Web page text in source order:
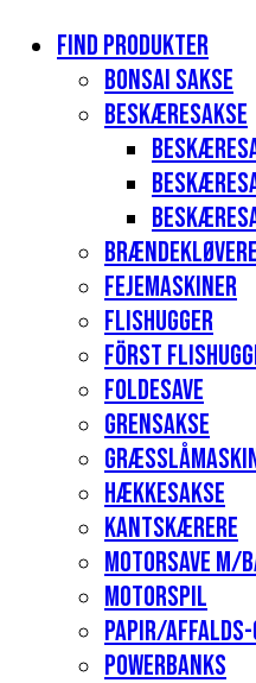
Find produkter
Bonsai sakse
Beskæresakse
Brændekløvere
Fejemaskiner
Flishugger
Först
Foldesave
Grensakse
Hækkesakse
Kantskærere
Motorsave
Motorspil
Papir/affalds-
Powerbanks